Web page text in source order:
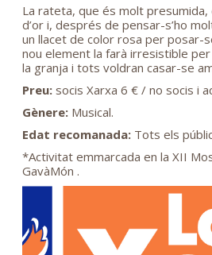
La rateta, que és molt
d’or i, després de pensar-s’ho
un llacet de color rosa per posar-
nou element la farà irresistible
la granja i tots voldran casar-se
Preu: socis Xarxa 6 € / no socis i
Gènere: Musical.
Edat recomanada: Tots els
*Activitat emmarcada en la XII
GavàMón .